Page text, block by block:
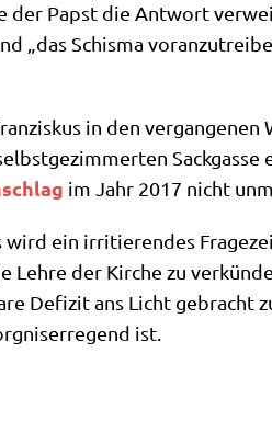
der Papst die Ant­wort
„das Schis­ma
in den
im Jahr 2017 nicht
ein irri­tie­ren­des
Leh­re der Kir­che zu
Defi­zit ans Licht gebracht
ist.